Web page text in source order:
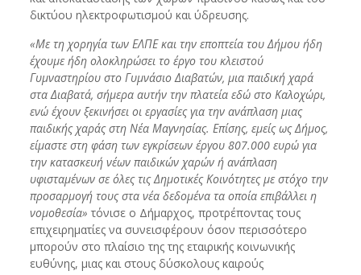
δικτύου ηλεκτροφωτισμού και ύδρευσης.
«Με τη χορηγία των ΕΛΠΕ και την εποπτεία του Δήμου ήδη
έχουμε ήδη ολοκληρώσει το έργο του κλειστού
Γυμναστηρίου στο Γυμνάσιο Διαβατών, μια παιδική χαρά
στα Διαβατά, σήμερα αυτήν την πλατεία εδώ στο Καλοχώρι,
ενώ έχουν ξεκινήσει οι εργασίες για την ανάπλαση μιας
παιδικής χαράς στη Νέα Μαγνησίας. Επίσης, εμείς ως Δήμος,
είμαστε στη φάση των εγκρίσεων έργου 807.000 ευρώ για
την κατασκευή νέων παιδικών χαρών ή ανάπλαση
υφισταμένων σε όλες τις Δημοτικές Κοινότητες με στόχο την
προσαρμογή τους στα νέα δεδομένα τα οποία επιβάλλει η
νομοθεσία» τόνισε ο Δήμαρχος, προτρέποντας τους
επιχειρηματίες να συνεισφέρουν όσον περισσότερο
μπορούν στο πλαίσιο της της εταιρικής κοινωνικής
ευθύνης, μιας και στους δύσκολους καιρούς